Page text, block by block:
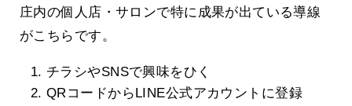
庄内の個人店・サロンで特に成果が出ている導線
がこちらです。
チラシやSNSで興味をひく
QRコードからLINE公式アカウントに登録